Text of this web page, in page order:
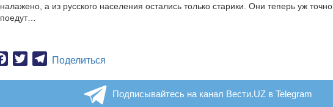
налажено, а из русского населения остались только старики. Они теперь уж
поедут…
Facebook
TwitterTelegram
Поделиться
Подписывайтесь на канал Вести.UZ в Telegram